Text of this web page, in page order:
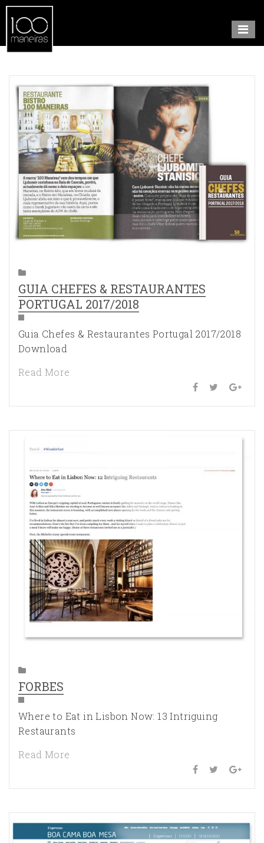
GUIA CHEFES & RESTAURANTES
PORTUGAL 2017/2018
Guia Chefes & Restaurantes Portugal 2017/2018
Download
Read More
FORBES
Where to Eat in Lisbon Now: 13 Intriguing
Restaurants
Read More